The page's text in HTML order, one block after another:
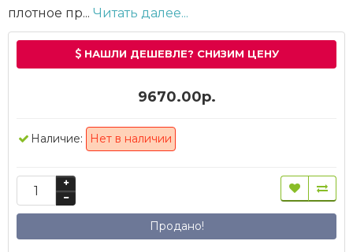
плотное пр... Читать далее...
НАШЛИ ДЕШЕВЛЕ? СНИЗИМ ЦЕНУ
9670.00р.
Наличие: Нет в наличии
Продано!